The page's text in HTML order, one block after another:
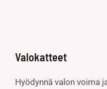
Valokatteet
Hyödynnä valon voima